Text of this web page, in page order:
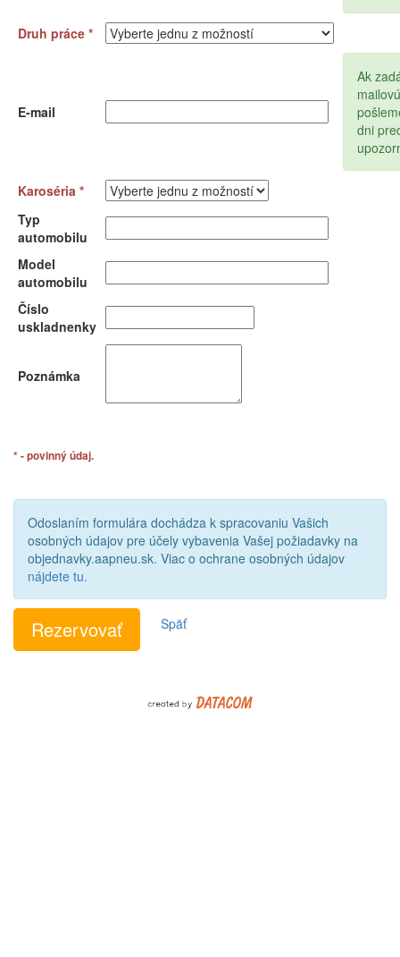
Druh práce *
E-mail
Ak
dni
Karoséria *
Typ
automobilu
Model
automobilu
Číslo
uskladnenky
Poznámka
* - povinný údaj.
Odoslaním formulára dochádza k spracovaniu Vašich
osobných údajov pre účely vybavenia Vašej požiadavky na
objednavky.aapneu.sk. Viac o ochrane osobných údajov
nájdete tu.
Späť